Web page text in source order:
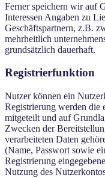
Ferner speichern wir auf
Interessen Angaben zu
Geschäftspartnern, z.B.
mehrheitlich
grundsätzlich dauerhaft.
Registrierfunktion
Nutzer können ein
Registrierung werden die
mitgeteilt und auf
Zwecken der
verarbeiteten Daten
(Name, Passwort sowie
Registrierung
Nutzung des